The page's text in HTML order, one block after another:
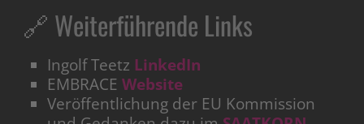
🔗 Weiterführende Links
Ingolf Teetz LinkedIn
EMBRACEWebsite
Veröffentlichung der EU Kommission